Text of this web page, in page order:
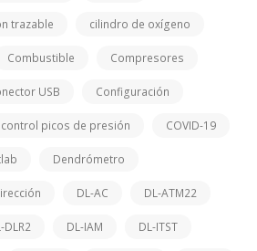
trazable cilindro de oxígeno
Combustible Compresores
USB Configuración
control picos de presión COVID-19
Dendrómetro
DL-AC DL-ATM22
DLR2 DL-IAM DL-ITST